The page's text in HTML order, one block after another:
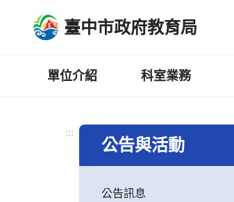
臺中市政府教育局
單位介紹 科室業務
:::
公告與活動
公告訊息